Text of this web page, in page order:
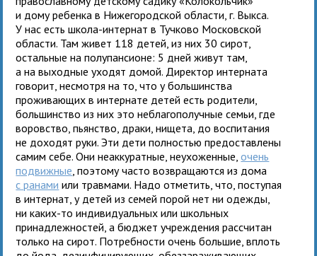
и дому ребенка в Нижегородской области, г. Выкса.
У нас есть школа-интернат в Тучково Московской
области. Там живет 118 детей, из них 30 сирот,
остальные на полупансионе: 5 дней живут там,
а на выходные уходят домой. Директор интерната
говорит, несмотря на то, что у большинства
проживающих в интернате детей есть родители,
большинство из них это неблагополучные семьи, где
воровство, пьянство, драки, нищета, до воспитания
не доходят руки. Эти дети полностью предоставлены
самим себе. Они неаккуратные, неухоженные,очень
подвижные , поэтому часто возвращаются из дома
с ранами или травмами. Надо отметить, что, поступая
в интернат, у детей из семей порой нет ни одежды,
ни каких-то индивидуальных или школьных
принадлежностей, а бюджет учреждения рассчитан
только на сирот. Потребности очень большие, вплоть